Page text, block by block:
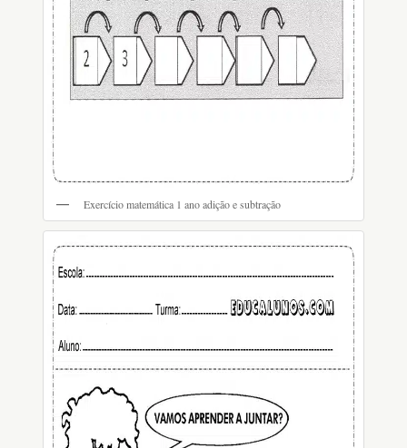
Exercício matemática 1 ano adição e subtração